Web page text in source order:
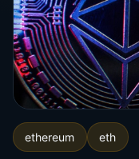
ethereum eth